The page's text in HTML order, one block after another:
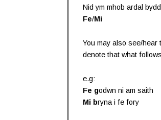
Nid ym mhob ardal
Fe/Mi
You may also see/hear
denote that what
e.g:
Fe godwn ni am
Mi bryna i fe